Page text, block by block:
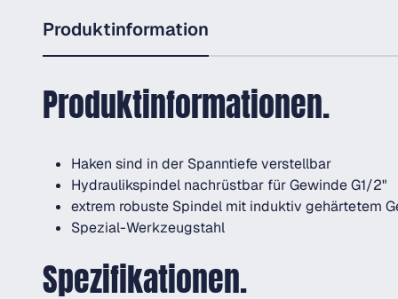
Produktinformation
Produktinformationen.
Haken sind in der Spanntiefe verstellbar
Hydraulikspindel nachrüstbar für Gewinde G1/2"
extrem robuste Spindel mit induktiv gehärtetem
Spezial-Werkzeugstahl
Spezifikationen.